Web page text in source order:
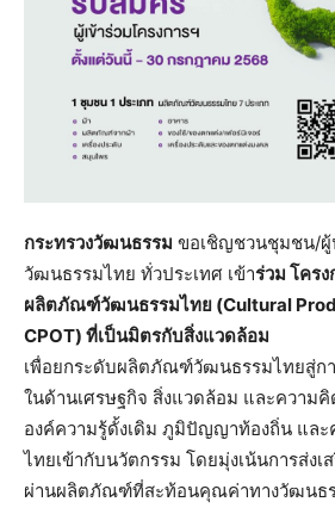
กระทรวงวัฒนธรรม ขอเชิญชวนชุมชน/
วัฒนธรรมไทย ทั่วประเทศ เข้าร่วม โคร
ผลิตภัณฑ์วัฒนธรรมไทย (Cultural
CPOT) ที่เป็นมิตรกับสิ่งแวดล้อม
เพื่อยกระดับผลิตภัณฑ์วัฒนธรรมไทยสู่ก
ในด้านเศรษฐกิจ สิ่งแวดล้อม และความ
องค์ความรู้ดั้งเดิม ภูมิปัญญาท้องถิ่น แล
ไทยเข้ากับนวัตกรรม โดยมุ่งเน้นการส่งเ
ผ่านผลิตภัณฑ์ที่สะท้อนคุณค่าทางวัฒนธ